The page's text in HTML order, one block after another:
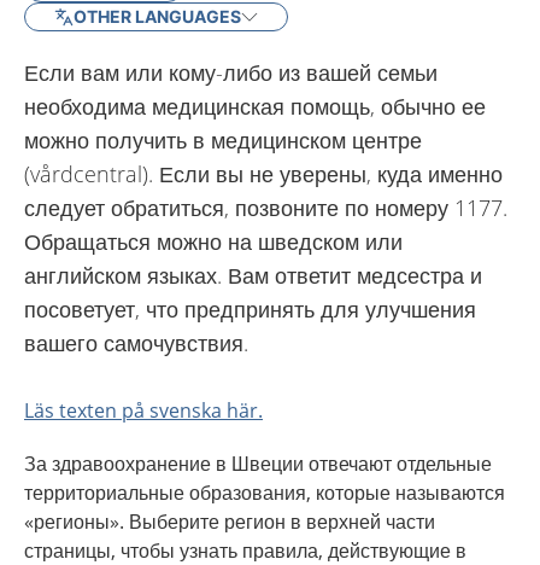
OTHER LANGUAGES
Если вам или кому-либо из вашей семьи
необходима медицинская помощь, обычно ее
можно получить в медицинском центре
(vårdcentral). Если вы не уверены, куда именно
следует обратиться, позвоните по номеру 1177.
Обращаться можно на шведском или
английском языках. Вам ответит медсестра и
посоветует, что предпринять для улучшения
вашего самочувствия.
Läs texten på svenska här.
За здравоохранение в Швеции отвечают отдельные
территориальные образования, которые называются
«регионы». Выберите регион в верхней части
страницы, чтобы узнать правила, действующие в